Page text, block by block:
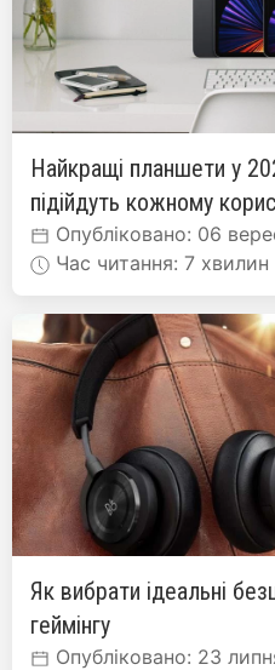
Найкращі планшети у
підійдуть кожному
Опубліковано: 06
Час читання: 7 хвилин
Як вибрати ідеальні
геймінгу
Опубліковано: 23